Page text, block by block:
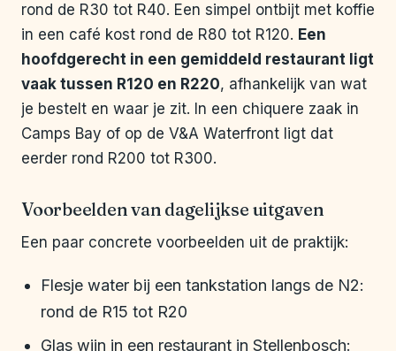
rond de R30 tot R40. Een simpel ontbijt met koffie
in een café kost rond de R80 tot R120. Een
hoofdgerecht in een gemiddeld restaurant ligt
vaak tussen R120 en R220, afhankelijk van wat
je bestelt en waar je zit. In een chiquere zaak in
Camps Bay of op de V&A Waterfront ligt dat
eerder rond R200 tot R300.
Voorbeelden van dagelijkse uitgaven
Een paar concrete voorbeelden uit de praktijk:
Flesje water bij een tankstation langs de N2:
rond de R15 tot R20
Glas wijn in een restaurant in Stellenbosch: